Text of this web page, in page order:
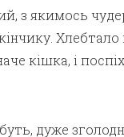
з якимось
Хлебтало
кішка, і
дуже